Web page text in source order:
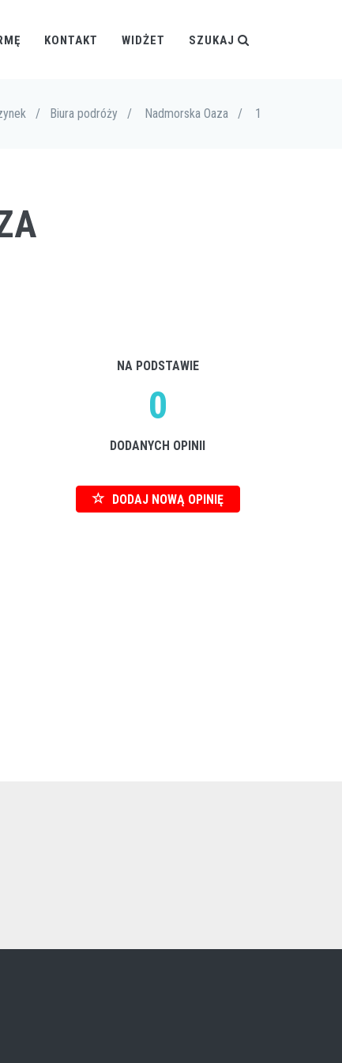
KONTAKT WIDŻET SZUKAJ
/ Biura podróży / Nadmorska Oaza / 1
NA PODSTAWIE
0
DODANYCH OPINII
DODAJ NOWĄ OPINIĘ